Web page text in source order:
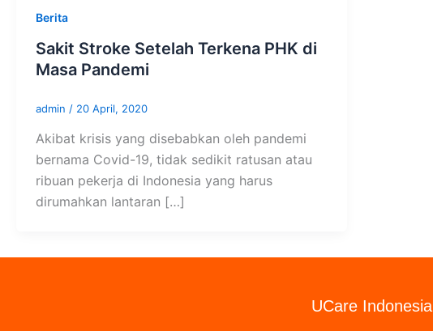
Berita
Sakit Stroke Setelah Terkena PHK di
Masa Pandemi
admin / 20 April, 2020
Akibat krisis yang disebabkan oleh pandemi
bernama Covid-19, tidak sedikit ratusan atau
ribuan pekerja di Indonesia yang harus
dirumahkan lantaran […]
UCare Indonesia